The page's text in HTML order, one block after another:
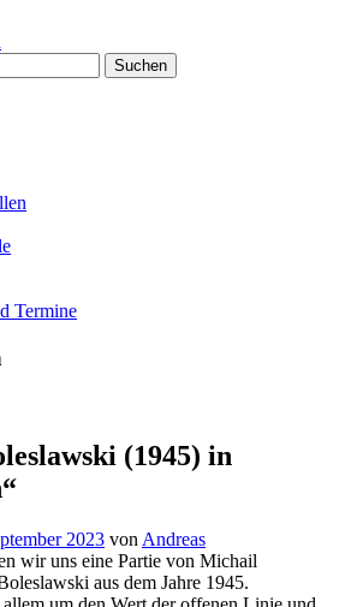
Ittersbach
Termine
(1945) in
2023 von Andreas
wir uns eine Partie von Michail
aus dem Jahre 1945.